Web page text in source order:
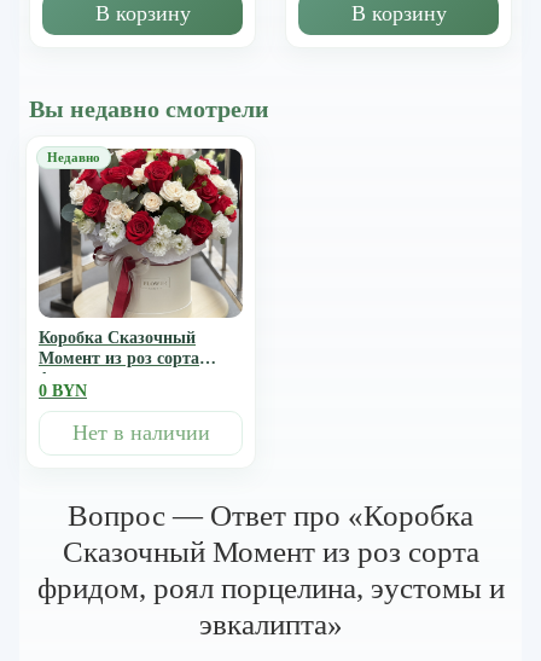
В корзину В корзину
Вы недавно смотрели
Коробка Сказочный
Момент из роз сорта
фридом, роял порцелина,
эустомы и эвкалипта
0 BYN
Нет в наличии
Вопрос — Ответ про «Коробка
Сказочный Момент из роз сорта
фридом, роял порцелина, эустомы и
эвкалипта»